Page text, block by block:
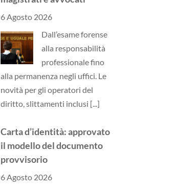
6 Agosto 2026
Dall’esame forense
alla responsabilità
professionale fino
alla permanenza negli uffici. Le
novità per gli operatori del
diritto, slittamenti inclusi [...]
Carta d’identità: approvato
il modello del documento
provvisorio
6 Agosto 2026